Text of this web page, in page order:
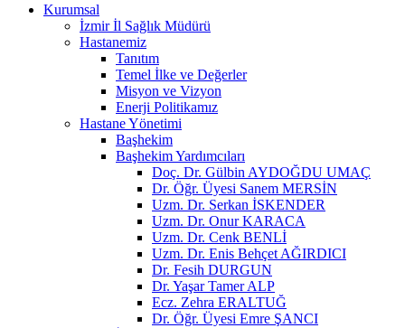
Kurumsal
İzmir İl Sağlık Müdürü
Hastanemiz
Tanıtım
Temel İlke ve Değerler
Misyon ve Vizyon
Enerji Politikamız
Hastane Yönetimi
Başhekim
Başhekim Yardımcıları
Doç. Dr. Gülbin AYDOĞDU UMAÇ
Dr. Öğr. Üyesi Sanem MERSİN
Uzm. Dr. Serkan İSKENDER
Uzm. Dr. Onur KARACA
Uzm. Dr. Cenk BENLİ
Uzm. Dr. Enis Behçet AĞIRDICI
Dr. Fesih DURGUN
Dr. Yaşar Tamer ALP
Ecz. Zehra ERALTUĞ
Dr. Öğr. Üyesi Emre ŞANCI